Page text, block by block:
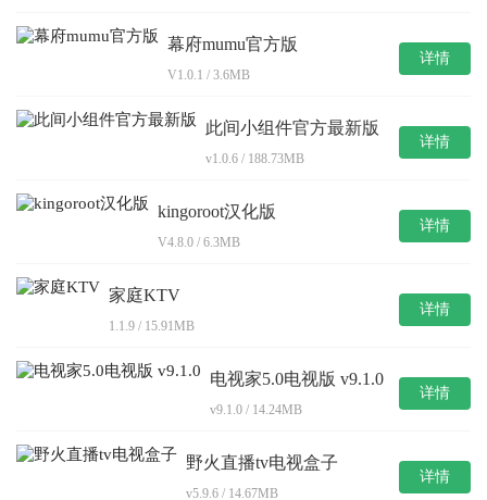
幕府mumu官方版
V1.0.1 / 3.6MB
详情
此间小组件官方最新版
v1.0.6 / 188.73MB
详情
kingoroot汉化版
V4.8.0 / 6.3MB
详情
家庭KTV
1.1.9 / 15.91MB
详情
电视家5.0电视版 v9.1.0
v9.1.0 / 14.24MB
详情
野火直播tv电视盒子
v5.9.6 / 14.67MB
详情